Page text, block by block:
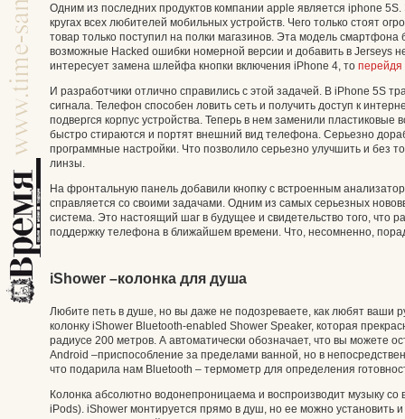
Одним из последних продуктов компании apple является iphone
кругах всех любителей мобильных устройств. Чего только стоят
товар только поступил на полки магазинов. Эта модель смартфона
возможные Hacked ошибки номерной версии и добавить в Jerseys
интересует замена шлейфа кнопки включения iPhone 4, то перейдя
И разработчики отлично справились с этой задачей. В iPhone 5S
сигнала. Телефон способен ловить сеть и получить доступ к
подвергся корпус устройства. Теперь в нем заменили пластиковые
быстро стираются и портят внешний вид телефона. Серьезно
программные настройки. Что позволило серьезно улучшить и без
линзы.
На фронтальную панель добавили кнопку с встроенным
справляется со своими задачами. Одним из самых серьезных
система. Это настоящий шаг в будущее и свидетельство того, что
поддержку телефона в ближайшем времени. Что, несомненно,
iShower –колонка для душа
Любите петь в душе, но вы даже не подозреваете, как любят ваши
колонку iShower Bluetooth-enabled Shower Speaker, которая
радиусе 200 метров. А автоматически обозначает, что вы можете
Android –приспособление за пределами ванной, но в
что подарила нам Bluetooth – термометр для определения
Колонка абсолютно водонепроницаема и воспроизводит музыку
iPods). iShower монтируется прямо в душ, но ее можно установить